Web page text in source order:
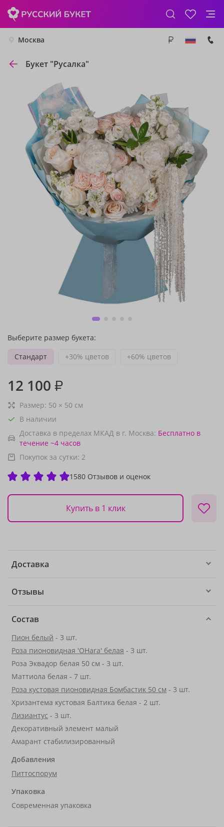
Москва
Букет "Русалка"
Выберите размер букета:
Стандарт
+30% цветов +60% цветов
12 100 ₽
Размер: 50 × 50 см
В наличии
Доставка в пределах МКАД в г. Москва: Бесплатно в
течение ~4 часов
Покупок за сутки: 2
1580 Отзывов и оценок
Купить в 1 клик
Доставка
Отзывы
Состав
Пион белый - 3 шт.
Роза пионовидная 'OHara' белая - 3 шт.
Роза Эквадор белая 50 см - 3 шт.
Маттиола белая - 7 шт.
Роза кустовая пионовидная Бомбастик 50 см - 3 шт.
Хризантема кустовая Балтика белая - 2 шт.
Лизиантус - 3 шт.
Декоративный элемент малый
Амарант стабилизированный
Добавления
Питтоспорум
Упаковка
Современная упаковка